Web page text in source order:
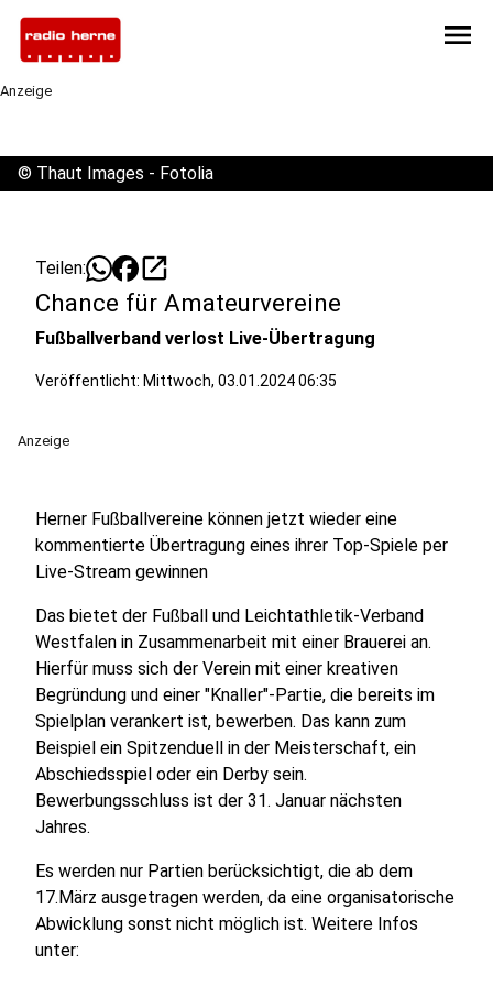
menu
Anzeige
© Thaut Images - Fotolia
Teilen: open_in_new
Chance für Amateurvereine
Fußballverband verlost Live-Übertragung
Veröffentlicht: Mittwoch, 03.01.2024 06:35
Anzeige
Herner Fußballvereine können jetzt wieder eine
kommentierte Übertragung eines ihrer Top-Spiele per
Live-Stream gewinnen
Das bietet der Fußball und Leichtathletik-Verband
Westfalen in Zusammenarbeit mit einer Brauerei an.
Hierfür muss sich der Verein mit einer kreativen
Begründung und einer "Knaller"-Partie, die bereits im
Spielplan verankert ist, bewerben. Das kann zum
Beispiel ein Spitzenduell in der Meisterschaft, ein
Abschiedsspiel oder ein Derby sein.
Bewerbungsschluss ist der 31. Januar nächsten
Jahres.
Es werden nur Partien berücksichtigt, die ab dem
17.März ausgetragen werden, da eine organisatorische
Abwicklung sonst nicht möglich ist. Weitere Infos
unter: